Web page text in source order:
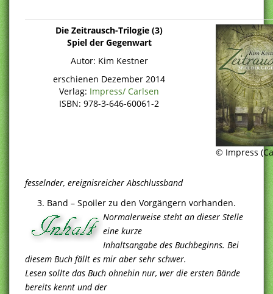
Die Zeitrausch-Trilogie (3)
Spiel der Gegenwart
Autor: Kim Kestner
erschienen Dezember 2014
Verlag: Impress/ Carlsen
ISBN: 978-3-646-60061-2
© Impress
fesselnder, ereignisreicher Abschlussband
3. Band – Spoiler zu den Vorgängern vorhanden.
Normalerweise steht an dieser Stelle
eine kurze
Inhaltsangabe des Buchbeginns. Bei
diesem Buch fällt es mir aber sehr schwer.
Lesen sollte das Buch ohnehin nur, wer die ersten Bände
bereits kennt und der